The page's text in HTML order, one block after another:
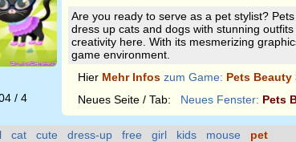
/ 4
Are you ready to serve as a pet stylist?
dress up cats and dogs with stunning
creativity here. With its mesmerizing
game environment.
Hier Mehr Infos zum Game: Pets Beauty
Neues Seite / Tab: Neues Fenster: Pets
cat cute dress-up free girl kids mouse pet